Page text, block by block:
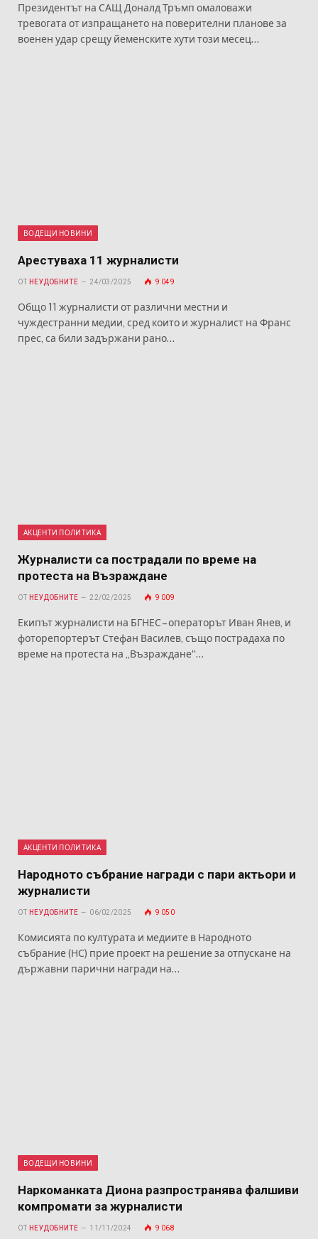
Президентът на САЩ Доналд Тръмп омаловажи
тревогата от изпращането на поверителни планове за
военен удар срещу йеменските хути този месец…
ВОДЕЩИ НОВИНИ
Арестуваха 11 журналисти
ОТ НЕУДОБНИТЕ 24/03/2025 9 049
Общо 11 журналисти от различни местни и
чуждестранни медии, сред които и журналист на Франс
прес, са били задържани рано…
АКЦЕНТИ ПОЛИТИКА
Журналисти са пострадали по време на
протеста на Възраждане
ОТ НЕУДОБНИТЕ 22/02/2025 9 009
Екипът журналисти на БГНЕС – операторът Иван Янев, и
фоторепортерът Стефан Василев, също пострадаха по
време на протеста на „Възраждане“…
АКЦЕНТИ ПОЛИТИКА
Народното събрание награди с пари актьори и
журналисти
ОТ НЕУДОБНИТЕ 06/02/2025 9 050
Комисията по културата и медиите в Народното
събрание (НС) прие проект на решение за отпускане на
държавни парични награди на…
ВОДЕЩИ НОВИНИ
Наркоманката Диона разпространява фалшиви
компромати за журналисти
ОТ НЕУДОБНИТЕ 11/11/2024 9 068